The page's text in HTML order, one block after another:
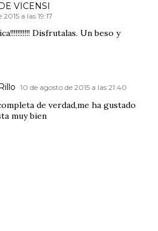
VICENSI
a las 19:17
Disfrutalas. Un beso y
10 de agosto de 2015 a las 21:40
de verdad,me ha gustado
muy bien